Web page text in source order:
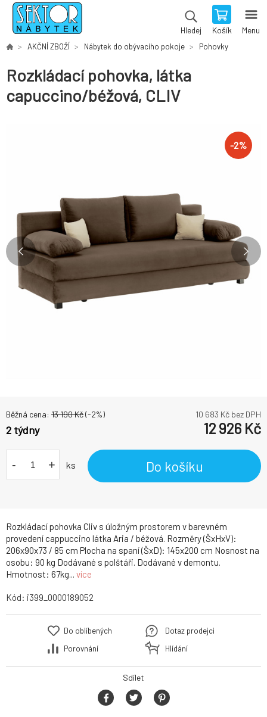
Hledej Košík Menu
AKČNÍ ZBOŽÍ Nábytek do obývacího pokoje Pohovky
Rozkládací pohovka, látka
capuccino/béžová, CLIV
-2%
Rozkládací pohovka Cliv s úložným prostorem v barevném
provedení cappuccino látka Aria / béžová. Rozměry (ŠxHxV):
206x90x73 / 85 cm Plocha na spaní (ŠxD): 145x200 cm Nosnost na
osobu: 90 kg Dodávané s polštáři. Dodávané v demontu.
Hmotnost: 67kg... více
Běžná cena: 13 190Kč(-2%) 10 683 Kč bez DPH
2 týdny 12 926 Kč
- + ks Do košíku
Kód: i399_0000189052
Do oblíbených
Porovnání
Dotaz prodejci
Hlídání
Sdílet